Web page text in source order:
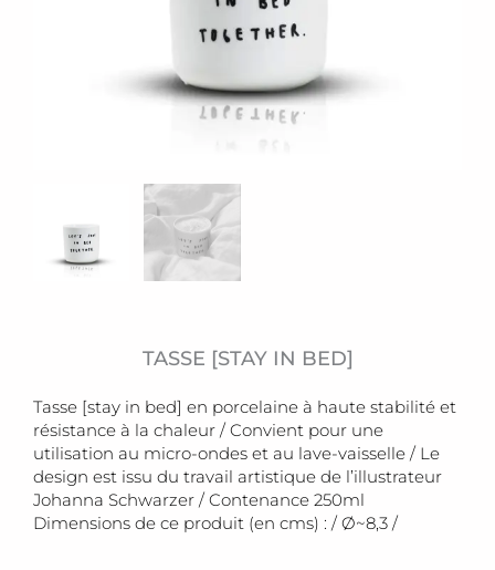
TASSE [STAY IN BED]
Tasse [stay in bed] en porcelaine à haute stabilité et
résistance à la chaleur / Convient pour une
utilisation au micro-ondes et au lave-vaisselle / Le
design est issu du travail artistique de l’illustrateur
Johanna Schwarzer / Contenance 250ml
Dimensions de ce produit (en cms) : / Ø~8,3 /